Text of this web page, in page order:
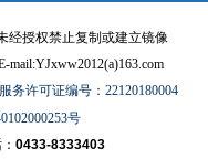
经授权禁止复制或建立镜像
mail:YJxww2012(a)163.com
务许可证编号：22120180004
号
0433-8333403